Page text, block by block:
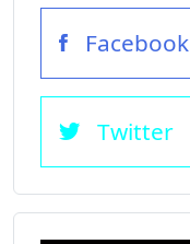
Facebook
Twitter